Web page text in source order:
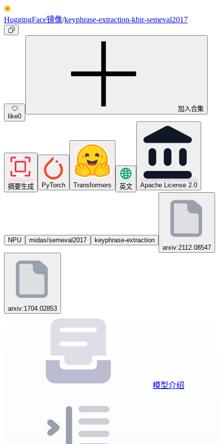
HuggingFace镜像/keyphrase-extraction-kbir-semeval2017
like0
加入合集
摘要生成 PyTorch Transformers 英文 Apache License 2.0
NPU midas/semeval2017
keyphrase-extraction
arxiv:2112.08547
arxiv:1704.02853
模型介绍